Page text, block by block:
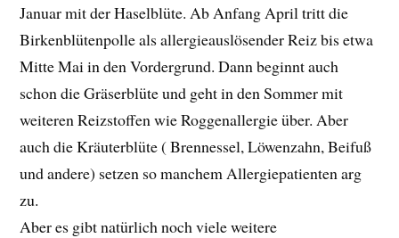
Januar mit der Haselblüte. Ab Anfang April tritt die
Birkenblütenpolle als allergieauslösender Reiz bis etwa
Mitte Mai in den Vordergrund. Dann beginnt auch
schon die Gräserblüte und geht in den Sommer mit
weiteren Reizstoffen wie Roggenallergie über. Aber
auch die Kräuterblüte ( Brennessel, Löwenzahn, Beifuß
und andere) setzen so manchem Allergiepatienten arg
zu.
Aber es gibt natürlich noch viele weitere